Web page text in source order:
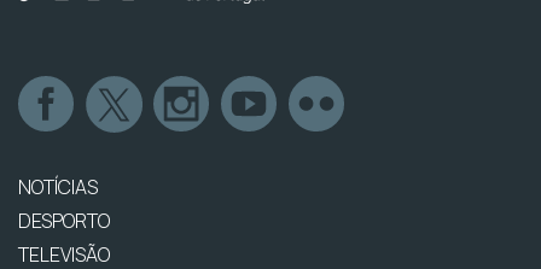
NOTÍCIAS
DESPORTO
TELEVISÃO